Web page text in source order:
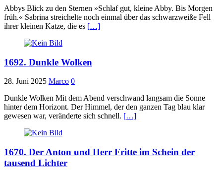
Abbys Blick zu den Sternen »Schlaf gut, kleine Abby. Bis Morgen
früh.« Sabrina streichelte noch einmal über das schwarzweiße Fell
ihrer kleinen Katze, die es […]
1692. Dunkle Wolken
28. Juni 2025 Marco 0
Dunkle Wolken Mit dem Abend verschwand langsam die Sonne
hinter dem Horizont. Der Himmel, der den ganzen Tag blau klar
gewesen war, veränderte sich schnell. […]
1670. Der Anton und Herr Fritte im Schein der
tausend Lichter